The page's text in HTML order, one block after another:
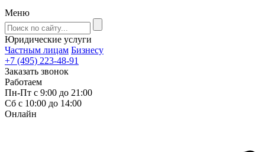
Меню
Юридические услуги
Частным лицам Бизнесу
+7 (495) 223-48-91
Заказать звонок
Работаем
Пн-Пт с 9:00 до 21:00
Сб с 10:00 до 14:00
Онлайн